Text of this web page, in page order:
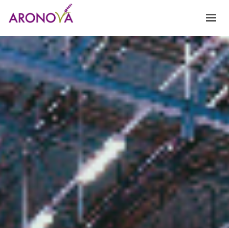
HOME
NOSOTROS
FRAGANCIAS
PRODUCTOS Y SERVICIOS
INNOVACIÓN
CONTACTO